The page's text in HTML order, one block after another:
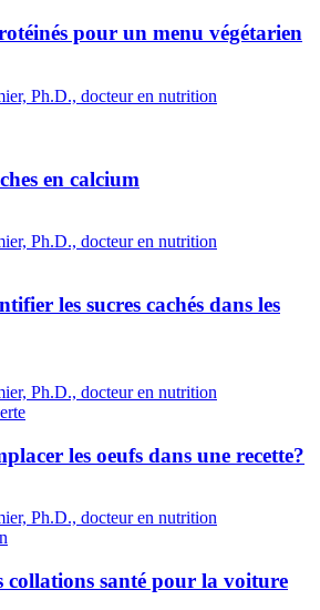
pour un menu végétarien
Ph.D., docteur en nutrition
en calcium
Ph.D., docteur en nutrition
les sucres cachés dans les
Ph.D., docteur en nutrition
les oeufs dans une recette?
Ph.D., docteur en nutrition
collations santé pour la voiture